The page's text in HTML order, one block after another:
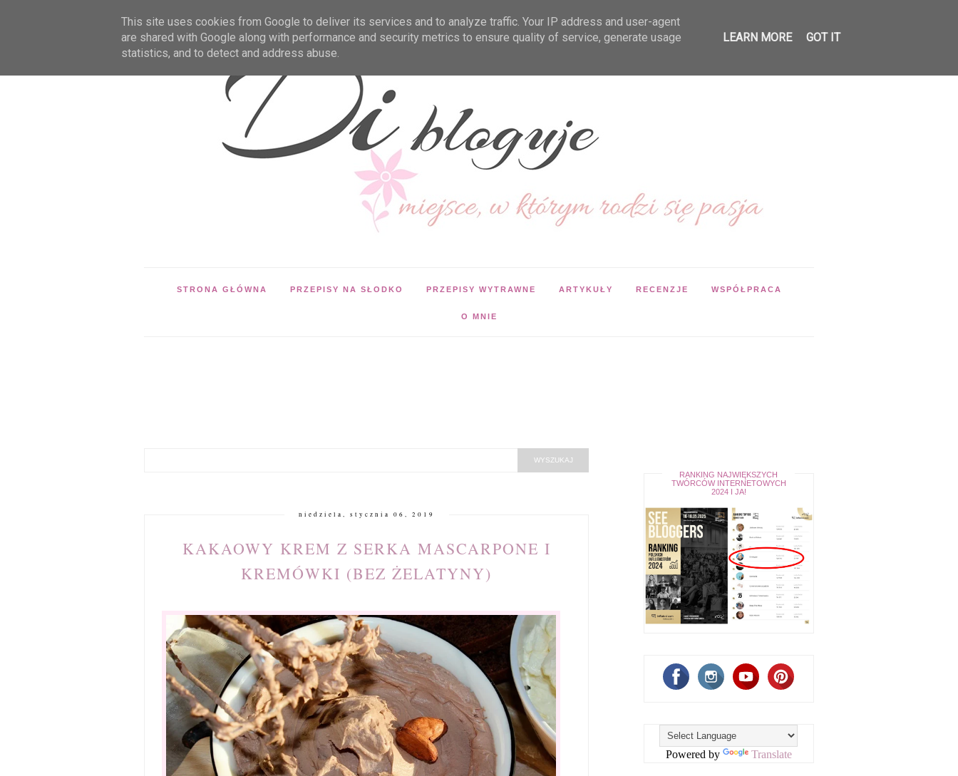
STRONA GŁÓWNA PRZEPISY NA SŁODKO PRZEPISY WYTRAWNE ARTYKUŁY RECENZJE WSPÓŁPRACA
O MNIE
niedziela, stycznia 06, 2019
KAKAOWY KREM Z SERKA MASCARPONE I
KREMÓWKI (BEZ ŻELATYNY)
RANKING NAJWIĘKSZYCH
TWÓRCÓW INTERNETOWYCH
2024 I JA!
Powered by Translate
This site uses cookies from Google to deliver its services and to analyze traffic. Your IP address and user-agent
are shared with Google along with performance and security metrics to ensure quality of service, generate usage
statistics, and to detect and address abuse.
LEARN MORE GOT IT